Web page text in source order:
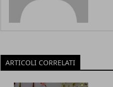
ARTICOLI CORRELATI